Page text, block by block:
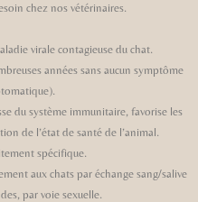
chez nos vétérinaires.
virale contagieuse du chat.
années sans aucun symptôme
du système immunitaire, favorise les
de l’état de santé de l’animal.
spécifique.
aux chats par échange sang/salive
par voie sexuelle.